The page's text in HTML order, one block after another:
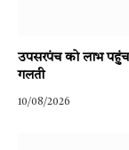
उपसरपंच को लाभ
गलती
10/08/2026